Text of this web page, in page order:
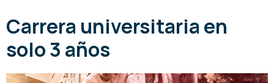
Carrera universitaria en
solo 3 años